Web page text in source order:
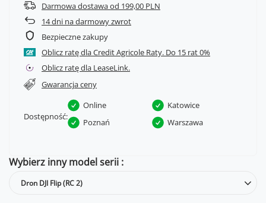
Wybierz inny model serii
Dron DJI Flip (RC 2)
Darmowa dostawa od 199,00 PLN
14dni na darmowy zwrot
Bezpieczne zakupy
Oblicz ratę dla Credit Agricole Raty.
Oblicz ratę dla LeaseLink.
Gwarancja ceny
Dostępność:
Online
Katowice
Poznań
Warszawa